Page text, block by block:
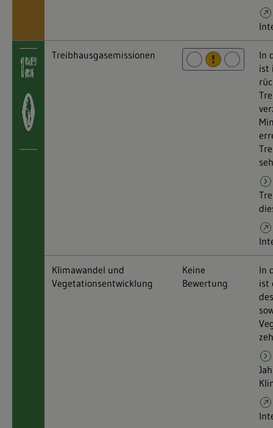
Treibhausgasemissionen
In
ist
Klimawandel und
Vegetationsentwicklung
Keine
Bewertung
In
ist